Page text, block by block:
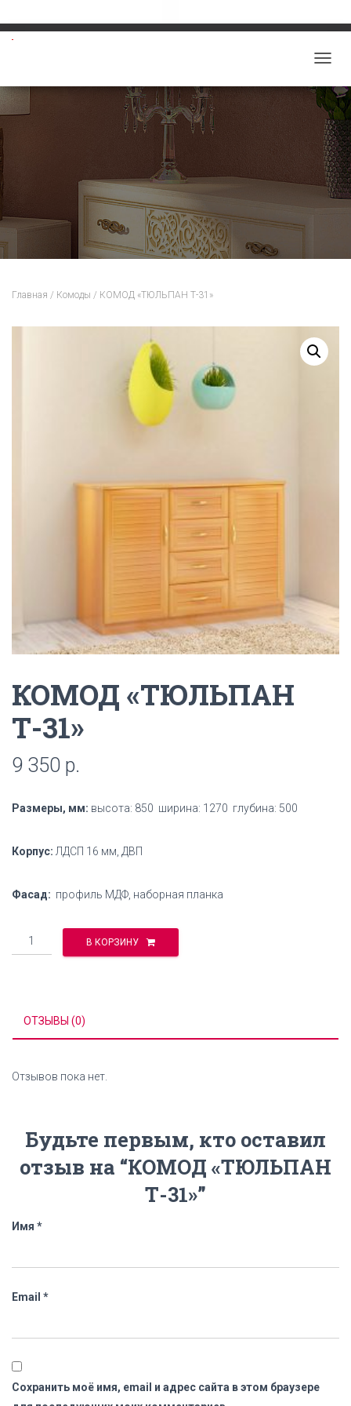
Е
Р
Е
К
Л
Ю
В
И
Г
Главная / Комоды / КОМОД «ТЮЛЬПАН Т-31»
КОМОД «ТЮЛЬПАН
Т-31»
9 350 р.
Размеры, мм: высота: 850 ширина: 1270 глубина: 500
Корпус: ЛДСП 16 мм, ДВП
Фасад: профиль МДФ, наборная планка
Количество В КОРЗИНУ
ОТЗЫВЫ (0)
Отзывов пока нет.
Будьте первым, кто оставил
отзыв на “КОМОД «ТЮЛЬПАН
Т-31»”
Имя *
Email *
Сохранить моё имя, email и адрес сайта в этом браузере